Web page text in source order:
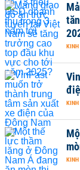
KINH
KINH
KINH